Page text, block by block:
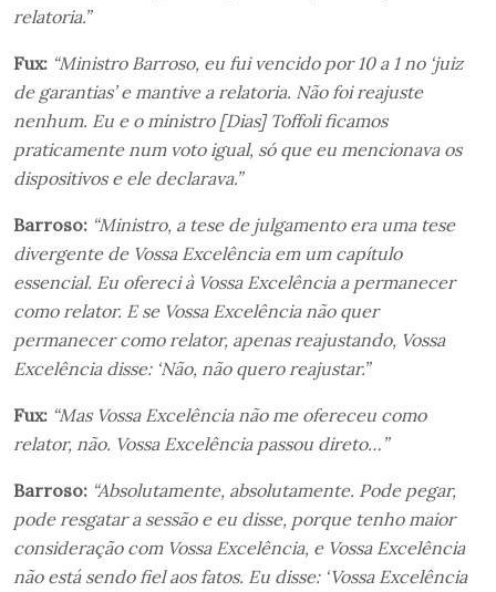
relatoria.”
Fux: “Ministro Barroso, eu fui vencido por 10 a 1 no ‘juiz
de garantias’ e mantive a relatoria. Não foi reajuste
nenhum. Eu e o ministro [Dias] Toffoli ficamos
praticamente num voto igual, só que eu mencionava os
dispositivos e ele declarava.”
Barroso: “Ministro, a tese de julgamento era uma tese
divergente de Vossa Excelência em um capítulo
essencial. Eu ofereci à Vossa Excelência a permanecer
como relator. E se Vossa Excelência não quer
permanecer como relator, apenas reajustando, Vossa
Excelência disse: ‘Não, não quero reajustar.”
Fux: “Mas Vossa Excelência não me ofereceu como
relator, não. Vossa Excelência passou direto…”
Barroso: “Absolutamente, absolutamente. Pode pegar,
pode resgatar a sessão e eu disse, porque tenho maior
consideração com Vossa Excelência, e Vossa Excelência
não está sendo fiel aos fatos. Eu disse: ‘Vossa Excelência